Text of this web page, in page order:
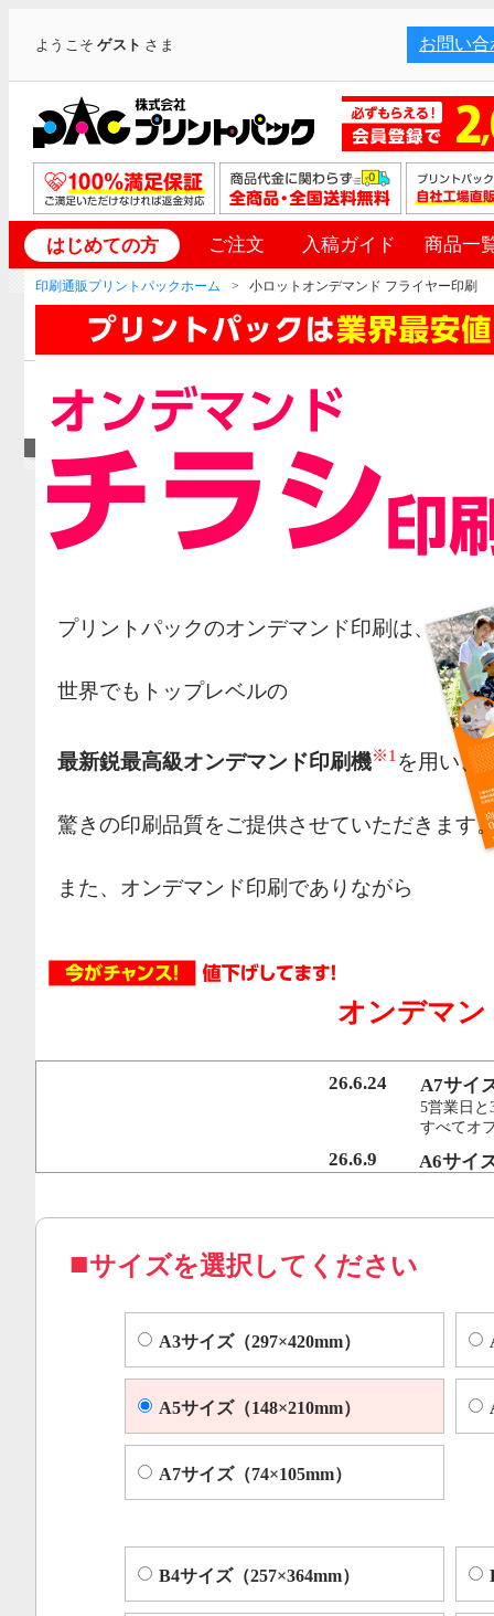
ようこそゲスト さま お問い合
はじめての方 ご注文 入稿ガイド 商品一
印刷通販プリントパックホーム 小ロットオンデマンド フライヤー印刷
プリントパックのオンデマンド印刷は、
世界でもトップレベルの
最新鋭最高級オンデマンド印刷機※1 を用い、
驚きの印刷品質をご提供させていただきます
また、オンデマンド印刷でありながら
行うことで、従来のオンデマンド印刷機より
オフセット印刷に近い品質を実現いたしまし
コピー機やレーザープリンター等によくある色ムラや汚
オンデマン
26.6.24 A7サイ
5営業日と
すべてオ
26.6.9 A6サイ
サイズを選択してください
A3サイズ（297×420mm）
A5サイズ（148×210mm）
A7サイズ（74×105mm）
B4サイズ（257×364mm）